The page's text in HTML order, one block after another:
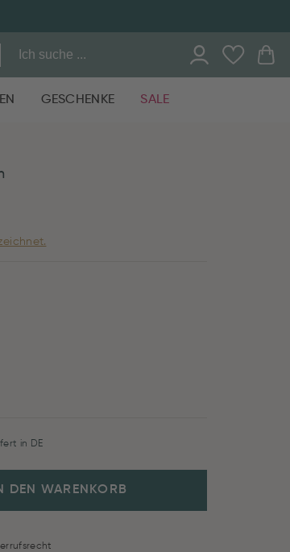
GESCHENKE SALE
in DE
DEN WARENKORB